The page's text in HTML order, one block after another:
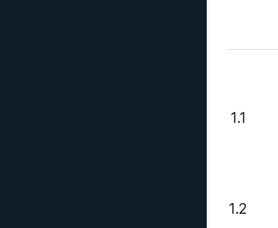
1.1
1.2